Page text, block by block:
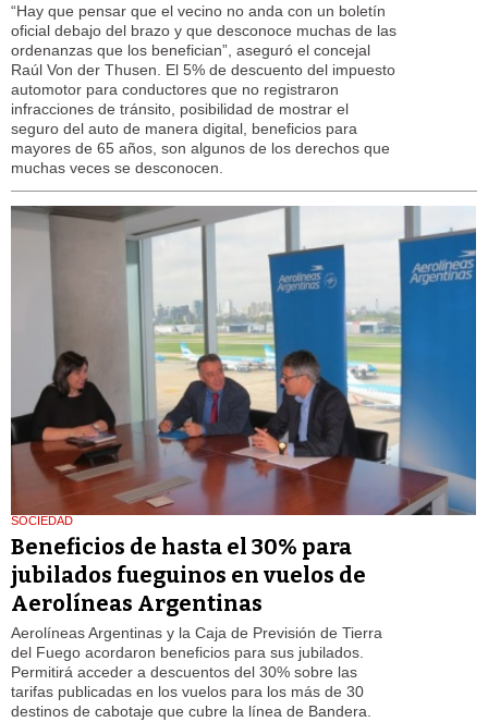
“Hay que pensar que el vecino no anda con un boletín
oficial debajo del brazo y que desconoce muchas de las
ordenanzas que los benefician”, aseguró el concejal
Raúl Von der Thusen. El 5% de descuento del impuesto
automotor para conductores que no registraron
infracciones de tránsito, posibilidad de mostrar el
seguro del auto de manera digital, beneficios para
mayores de 65 años, son algunos de los derechos que
muchas veces se desconocen.
SOCIEDAD
Beneficios de hasta el 30% para
jubilados fueguinos en vuelos de
Aerolíneas Argentinas
Aerolíneas Argentinas y la Caja de Previsión de Tierra
del Fuego acordaron beneficios para sus jubilados.
Permitirá acceder a descuentos del 30% sobre las
tarifas publicadas en los vuelos para los más de 30
destinos de cabotaje que cubre la línea de Bandera.